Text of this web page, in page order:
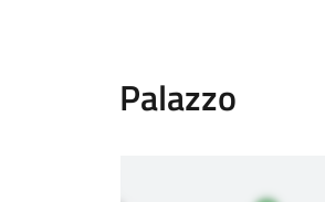
Palazzo